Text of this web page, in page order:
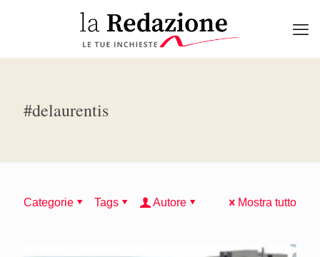
#delaurentis
Categorie Tags Autore Mostra tutto